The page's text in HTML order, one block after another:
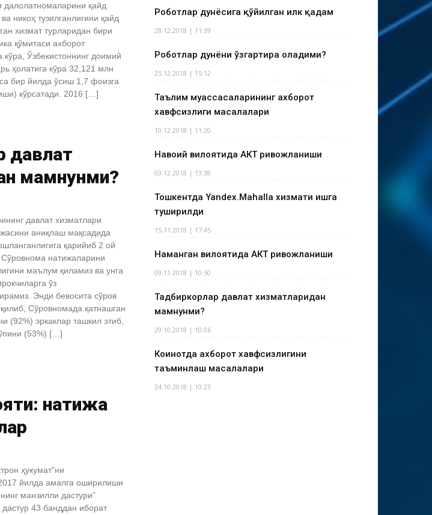
қайд
никоҳ тузилганлигини қайд
хизмат турларидан бири
қўмитаси ахборот
Ўзбекистоннинг доимий
ҳолатига кўра 32,121 млн
бир йилда ўсиш 1,7 фоизга
кўрсатади. 2016 […]
давлат
мамнунми?
давлат хизматлари
аниқлаш мақсадида
қарийиб 2 ой
натижаларини
маълум қиламиз ва унга
ўз
Энди бевосита сўров
Сўровномада қатнашган
(92%) эркаклар ташкил этиб,
(53%) […]
натижа
ҳукумат”ни
йилда амалга оширилиши
манзилли дастури”
43 банддан иборат
Роботлар дунёсига қўйилган илк қадам
28.12.2018 | 11:39
Роботлар дунёни ўзгартира оладими?
25.12.2018 | 15:12
Таълим муассасаларининг ахборот
хавфсизлиги масалалари
10.12.2018 | 11:20
Навоий вилоятида АКТ ривожланиши
03.12.2018 | 13:38
Тошкентда Yandex.Mahalla хизмати ишга
туширилди
15.11.2018 | 17:45
Наманган вилоятида АКТ ривожланиши
09.11.2018 | 10:50
Тадбиркорлар давлат хизматларидан
мамнунми?
29.10.2018 | 10:06
Коинотда ахборот хавфсизлигини
таъминлаш масалалари
24.10.2018 | 10:23